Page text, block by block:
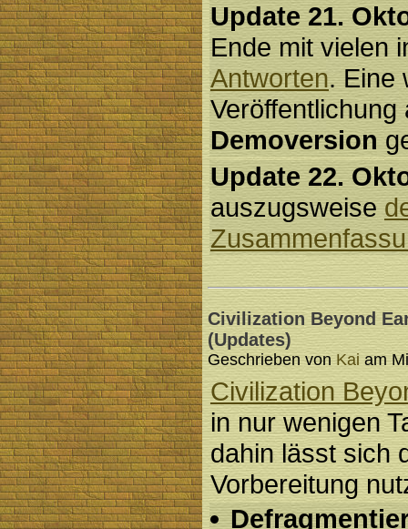
Update 21.
Ende mit vielen
Antworten. Eine
Demoversion
Update 22.
auszugsweise
Civilization Beyond
(Updates)
Geschrieben vonKai am
Civilization
in nur wenigen
dahin lässt sich
Vorbereitung